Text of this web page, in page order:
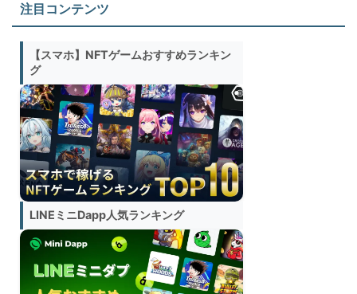
注目コンテンツ
【スマホ】NFTゲームおすすめランキン
グ
LINEミニDapp人気ランキング